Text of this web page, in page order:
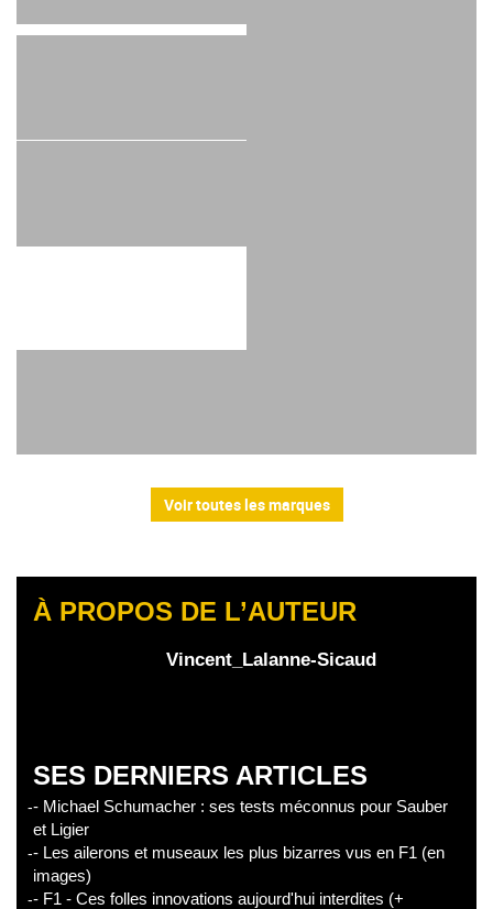
Voir toutes les marques
À PROPOS DE L’AUTEUR
Vincent_Lalanne-Sicaud
SES DERNIERS ARTICLES
- Michael Schumacher : ses tests méconnus pour Sauber
et Ligier
- Les ailerons et museaux les plus bizarres vus en F1 (en
images)
- F1 - Ces folles innovations aujourd'hui interdites (+